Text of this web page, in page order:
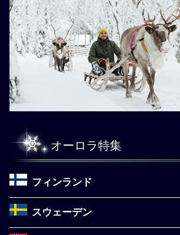
オーロラ特集
フィンランド
スウェーデン